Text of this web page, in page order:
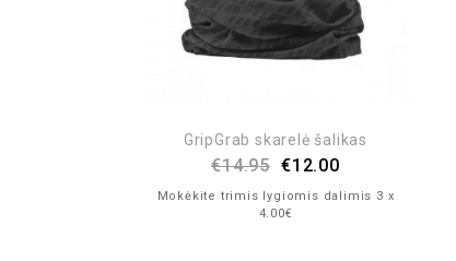
GripGrab skarelė šalikas
€14.95 €12.00
Mokėkite trimis lygiomis dalimis 3 x
4.00€